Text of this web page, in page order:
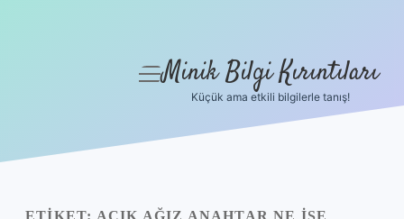
Yasal Uyarı
menüyü
Minik Bilgi Kırıntıları
Küçük ama etkili bilgilerle tanış!
ETIKET: AÇIK AĞIZ ANAHTAR NE IŞE